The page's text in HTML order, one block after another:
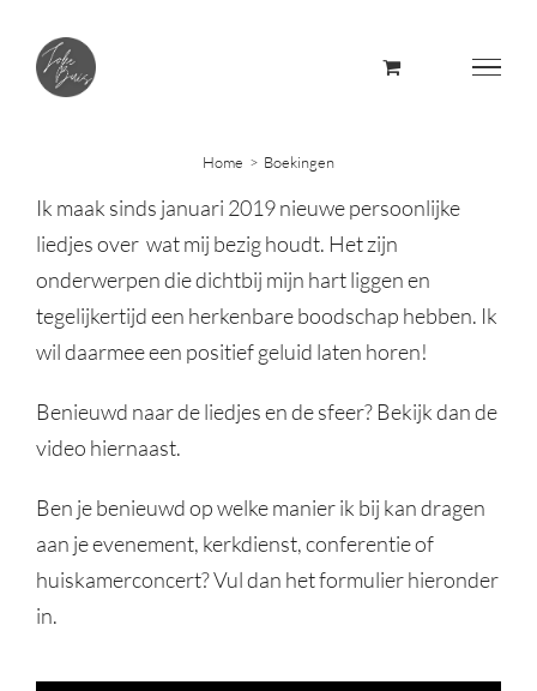
content
Home Boekingen
Ik maak sinds januari 2019 nieuwe persoonlijke
liedjes over wat mij bezig houdt. Het zijn
onderwerpen die dichtbij mijn hart liggen en
tegelijkertijd een herkenbare boodschap hebben. Ik
wil daarmee een positief geluid laten horen!
Benieuwd naar de liedjes en de sfeer? Bekijk dan de
video hiernaast.
Ben je benieuwd op welke manier ik bij kan dragen
aan je evenement, kerkdienst, conferentie of
huiskamerconcert? Vul dan het formulier hieronder
in.